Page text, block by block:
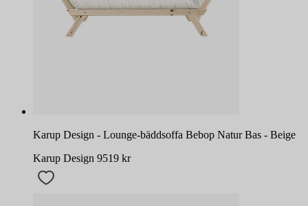
Karup Design - Lounge-bäddsoffa Bebop Natur Bas - Beige
Karup Design 9519 kr